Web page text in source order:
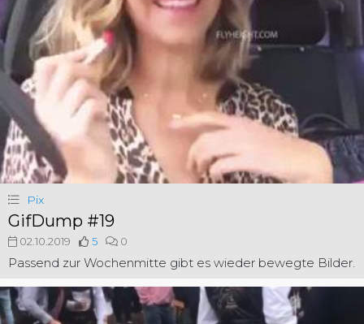
Pix
GifDump #19
02.10.2019 5 0
Passend zur Wochenmitte gibt es wieder bewegte Bilder.